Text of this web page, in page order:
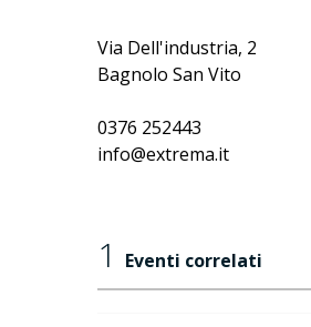
Via Dell'industria, 2
Bagnolo San Vito
0376 252443
info@extrema.it
1 Eventi correlati